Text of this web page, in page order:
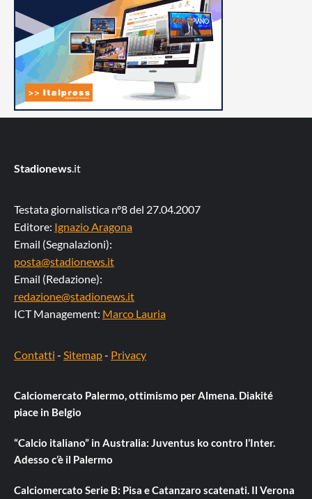
Stadionews .it
Testata giornalistica n°8 del 27.04.2007
Editore: Ignazio Aragona
Email (Segnalazioni):
posta@stadionews.it
Email (Redazione):
redazione@stadionews.it
ICT Management: Marco Lauria
Contatti - Sitemap- Privacy
Calciomercato Palermo, ottimismo per Almena. Diakité
piace in Belgio
“Calcio italiano” in Australia: Juventus ko contro l’Inter.
Adesso c’è il Palermo
Calciomercato Serie B: Pisa e Catanzaro scatenati. Il Verona